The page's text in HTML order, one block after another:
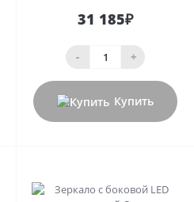
31 185₽
- +
Купить